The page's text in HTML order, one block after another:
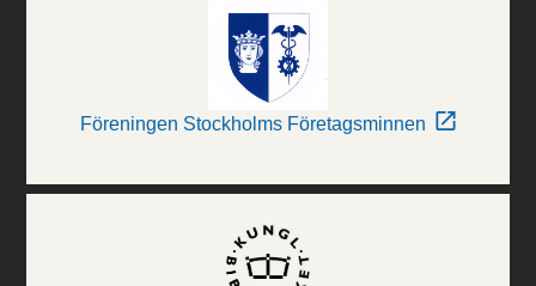
Föreningen Stockholms Företagsminnen